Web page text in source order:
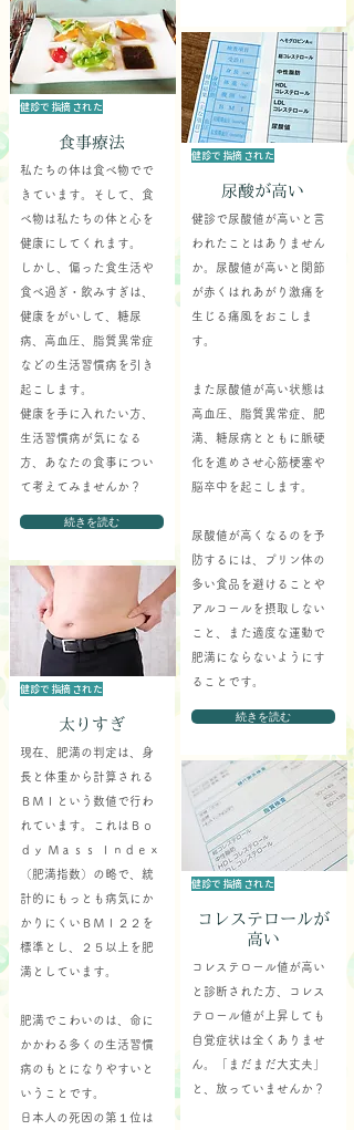
健診で指摘された
食事療法
私たちの体は食べ物でで
きています。そして、食
べ物は私たちの体と心を
健康にしてくれます。
しかし、偏った食生活や
食べ過ぎ・飲みすぎは、
健康をがいして、糖尿
病、高血圧、脂質異常症
などの生活習慣病を引き
起こします。
健康を手に入れたい方、
生活習慣病が気になる
方、あなたの食事につい
て考えてみませんか？
続きを読む
健診で指摘された
太りすぎ
現在、肥満の判定は、身
長と体重から計算される
ＢＭＩという数値で行わ
れています。これはＢｏ
ｄｙ Ｍａｓｓ Ｉｎｄｅｘ
（肥満指数）の略で、統
計的にもっとも病気にか
かりにくいＢＭＩ２２を
標準とし、２５以上を肥
満としています。
肥満でこわいのは、命に
かかわる多くの生活習慣
病のもとになりやすいと
いうことです。
日本人の死因の第１位は
健診で指摘された
尿酸が高い
健診で尿酸値が高いと言
われたことはありません
か。尿酸値が高いと関節
が赤くはれあがり激痛を
生じる痛風をおこしま
す。
また尿酸値が高い状態は
高血圧、脂質異常症、肥
満、糖尿病とともに脈硬
化を進めさせ心筋梗塞や
脳卒中を起こします。
尿酸値が高くなるのを予
防するには、プリン体の
多い食品を避けることや
アルコールを摂取しない
こと、また適度な運動で
肥満にならないようにす
ることです。
続きを読む
健診で指摘された
コレステロールが
高い
コレステロール値が高い
と診断された方、コレス
テロール値が上昇しても
自覚症状は全くありませ
ん。「まだまだ大丈夫」
と、放っていませんか？